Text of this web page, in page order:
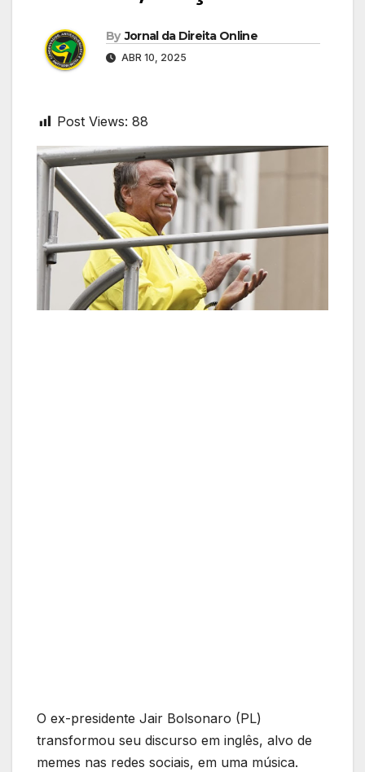
By Jornal da Direita Online
ABR 10, 2025
Post Views: 88
O ex-presidente Jair Bolsonaro (PL)
transformou seu discurso em inglês, alvo de
memes nas redes sociais, em uma música.